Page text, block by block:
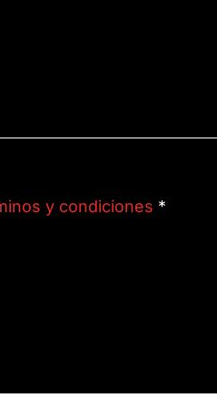
y condiciones *